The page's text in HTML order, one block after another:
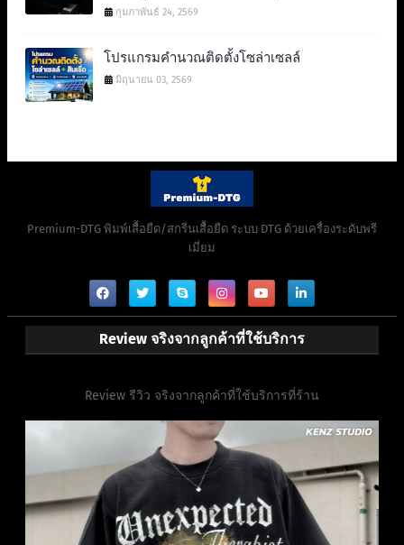
กุมภาพันธ์ 24, 2569
โปรแกรมคำนวณติดตั้งโซล่าเซลล์
มิถุนายน 03, 2569
Premium-DTG พิมพ์เสื้อยืด/สกรีนเสื้อยืด ระบบ DTG ด้วยเครื่องระดับพรี
เมี่ยม
Review จริงจากลูกค้าที่ใช้บริการ
Review รีวิว จริงจากลูกค้าที่ใช้บริการที่ร้าน